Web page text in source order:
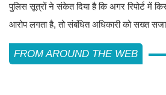
पुलिस सूत्रों ने संकेत दिया है कि अगर रिपोर्ट में
आरोप लगता है, तो संबंधित अधिकारी को सख्त सजा
FROM AROUND THE WEB